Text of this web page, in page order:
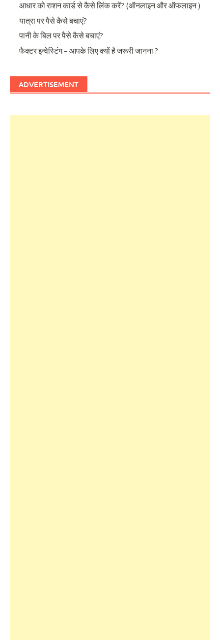
आधार को राशन कार्ड से कैसे लिंक करें? (ऑनलाइन और ऑफलाइन )
यात्रा पर पैसे कैसे बचाएं?
पानी के बिल पर पैसे कैसे बचाएं?
फैक्टर इन्वेस्टिंग – आपके लिए क्यों है जरूरी जानना ?
ADVERTISEMENT